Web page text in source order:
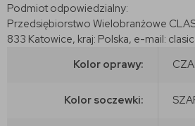
Podmiot odpowiedzialny:
Przedsiębiorstwo Wielobranżowe
833 Katowice, kraj: Polska, e-mail:
Kolor oprawy:
Kolor soczewki: